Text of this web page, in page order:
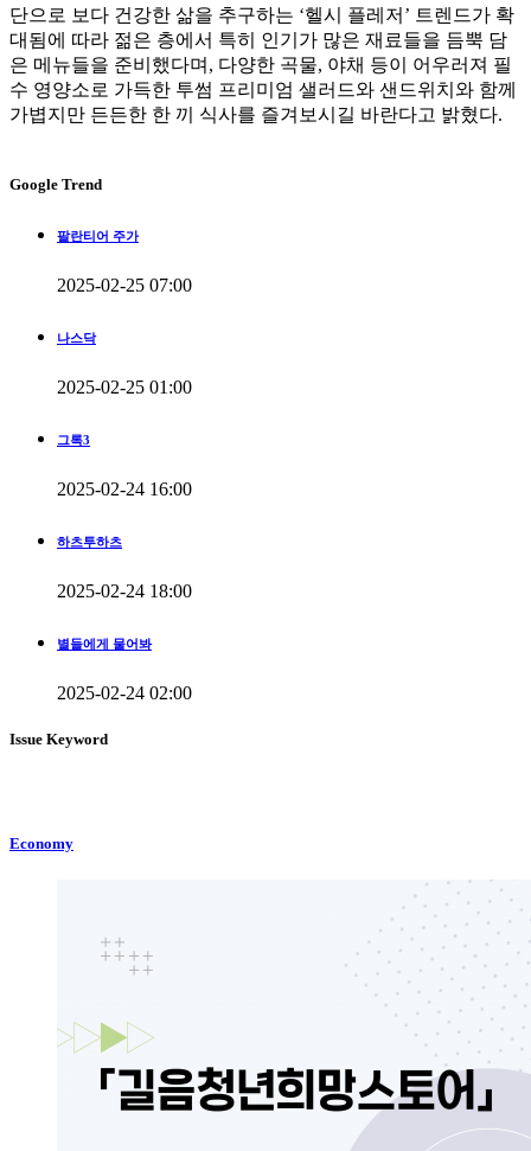
단으로 보다 건강한 삶을 추구하는 ‘헬시 플레저’ 트렌드가 확
대됨에 따라 젊은 층에서 특히 인기가 많은 재료들을 듬뿍 담
은 메뉴들을 준비했다며, 다양한 곡물, 야채 등이 어우러져 필
수 영양소로 가득한 투썸 프리미엄 샐러드와 샌드위치와 함께
가볍지만 든든한 한 끼 식사를 즐겨보시길 바란다고 밝혔다.
Google Trend
팔란티어 주가
2025-02-25 07:00
나스닥
2025-02-25 01:00
그록3
2025-02-24 16:00
하츠투하츠
2025-02-24 18:00
별들에게 물어봐
2025-02-24 02:00
Issue Keyword
Economy